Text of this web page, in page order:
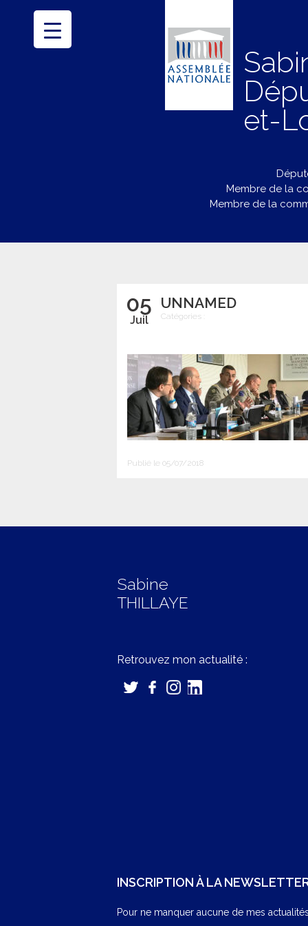
et-
Membre de la
Membre de la
05
Juil
UNNAMED
Catégories :
Publié le 05/07/2018
Sabine
THILLAYE
Retrouvez mon actualité :
INSCRIPTION À LA
Pour ne manquer aucune de mes